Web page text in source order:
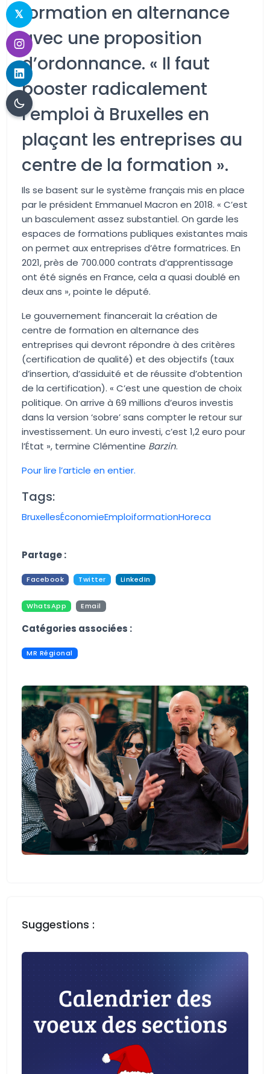
formation en alternance
avec une proposition
d’ordonnance. « Il faut
booster radicalement
l’emploi à Bruxelles en
plaçant les entreprises au
centre de la formation ».
Ils se basent sur le système français mis en place
par le président Emmanuel Macron en 2018. « C’est
un basculement assez substantiel. On garde les
espaces de formations publiques existantes mais
on permet aux entreprises d’être formatrices. En
2021, près de 700.000 contrats d’apprentissage
ont été signés en France, cela a quasi doublé en
deux ans », pointe le député.
Le gouvernement financerait la création de
centre de formation en alternance des
entreprises qui devront répondre à des critères
(certification de qualité) et des objectifs (taux
d’insertion, d’assiduité et de réussite d’obtention
de la certification). « C’est une question de choix
politique. On arrive à 69 millions d’euros investis
dans la version ‘sobre’ sans compter le retour sur
investissement. Un euro investi, c’est 1,2 euro pour
l’État », termine Clémentine Barzin.
Pour lire l’article en entier.
Tags:
BruxellesÉconomieEmploiformationHoreca
Partage :
Facebook Twitter LinkedIn
WhatsApp Email
Catégories associées :
MR Régional
Suggestions :